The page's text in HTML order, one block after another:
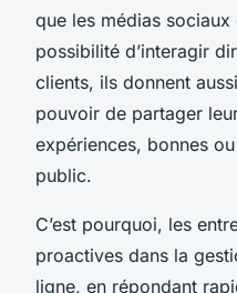
que les médias
possibilité d’interagir
clients, ils donnent
pouvoir de partager
expériences, bonnes
public.
C’est pourquoi, les
proactives dans la
ligne, en répondant